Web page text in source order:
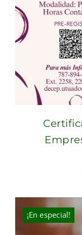
¡En especial!